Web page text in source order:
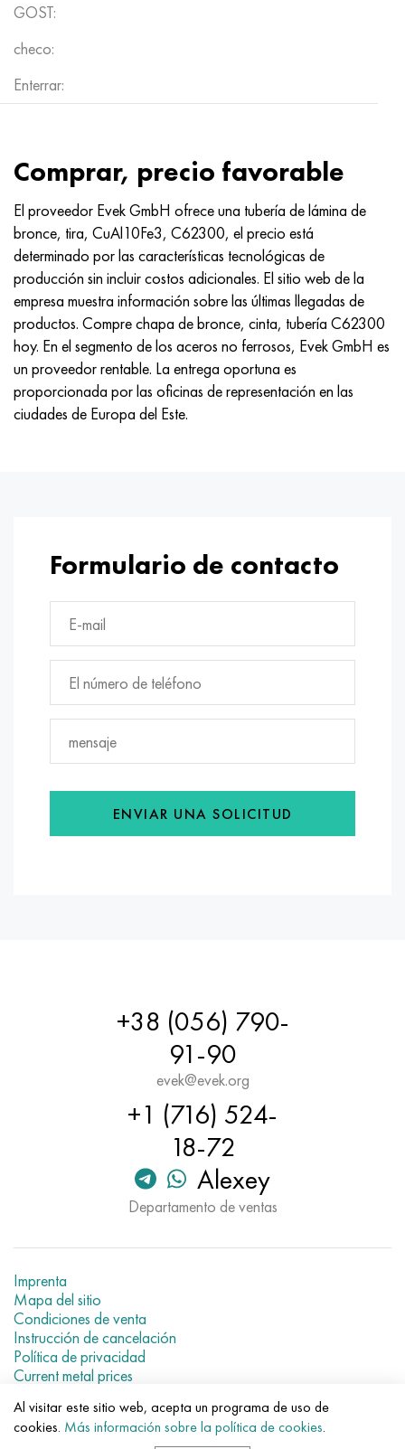
GOST:
checo:
Enterrar:
Comprar, precio favorable
El proveedor Evek GmbH ofrece una tubería de lámina de
bronce, tira, CuAl10Fe3, C62300, el precio está
determinado por las características tecnológicas de
producción sin incluir costos adicionales. El sitio web de la
empresa muestra información sobre las últimas llegadas de
productos. Compre chapa de bronce, cinta, tubería C62300
hoy. En el segmento de los aceros no ferrosos, Evek GmbH es
un proveedor rentable. La entrega oportuna es
proporcionada por las oficinas de representación en las
ciudades de Europa del Este.
Formulario de contacto
ENVIAR UNA SOLICITUD
+38 (056) 790-
91-90
evek@evek.org
+1 (716) 524-
18-72
Alexey
Departamento de ventas
Imprenta
Mapa del sitio
Condiciones de venta
Instrucción de cancelación
Política de privacidad
Current metal prices
© 2007–2026 «Evek GmbH»
El uso de los materiales de la web sin enlaces directos para el
Al visitar este sitio web, acepta un programa de uso de
cookies. Más información sobre la política de cookies.